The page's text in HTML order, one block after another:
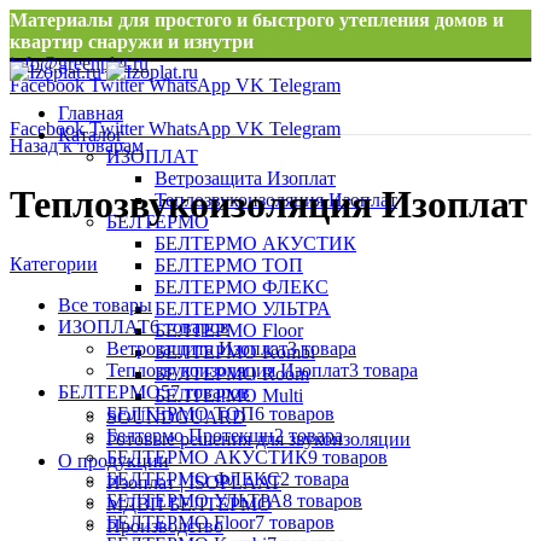
Материалы для простого и быстрого утепления домов и
квартир снаружи и изнутри
info@greenplat.ru
Facebook Twitter WhatsApp VK Telegram
8 996 533 10 46
Facebook Twitter WhatsApp VK Telegram
Главная
Каталог
ИЗОПЛАТ
Ветрозащита Изоплат
Теплозвукоизоляция Изоплат
БЕЛТЕРМО
БЕЛТЕРМО АКУСТИК
БЕЛТЕРМО ТОП
БЕЛТЕРМО ФЛЕКС
БЕЛТЕРМО УЛЬТРА
БЕЛТЕРМО Floor
БЕЛТЕРМО Kombi
БЕЛТЕРМО Room
БЕЛТЕРМО Multi
SOUNDGUARD
Готовые решения для звукоизоляции
О продукции
Изоплат | ISOPLAAT
МДВП БЕЛТЕРМО
Производство
Назад к товарам
Теплозвукоизоляция Изоплат
Категории
Все товары
ИЗОПЛАТ6 товаров
Ветрозащита Изоплат3 товара
Теплозвукоизоляция Изоплат3 товара
БЕЛТЕРМО57 товаров
БЕЛТЕРМО ТОП6 товаров
Белтермо Протекшн2 товара
БЕЛТЕРМО АКУСТИК9 товаров
БЕЛТЕРМО ФЛЕКС2 товара
БЕЛТЕРМО УЛЬТРА8 товаров
БЕЛТЕРМО Floor7 товаров